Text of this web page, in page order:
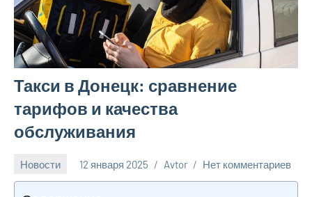
Такси в Донецк: сравнение
тарифов и качества
обслуживания
Новости 12 января 2025 Avtor Нет комментариев